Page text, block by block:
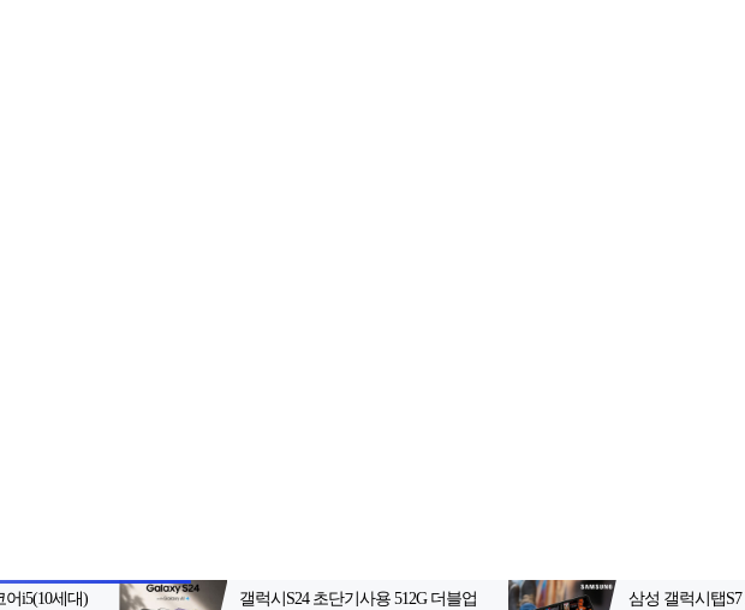
398-8000 팩스: 02-398-8129 사업자등록번호: 102-81-32883